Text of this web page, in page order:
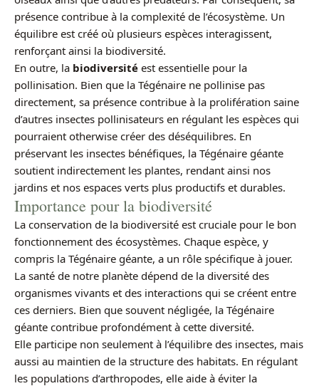
présence contribue à la complexité de l’écosystème. Un
équilibre est créé où plusieurs espèces interagissent,
renforçant ainsi la biodiversité.
En outre, la biodiversité est essentielle pour la
pollinisation. Bien que la Tégénaire ne pollinise pas
directement, sa présence contribue à la prolifération saine
d’autres insectes pollinisateurs en régulant les espèces qui
pourraient otherwise créer des déséquilibres. En
préservant les insectes bénéfiques, la Tégénaire géante
soutient indirectement les plantes, rendant ainsi nos
jardins et nos espaces verts plus productifs et durables.
Importance pour la biodiversité
La conservation de la biodiversité est cruciale pour le bon
fonctionnement des écosystèmes. Chaque espèce, y
compris la Tégénaire géante, a un rôle spécifique à jouer.
La santé de notre planète dépend de la diversité des
organismes vivants et des interactions qui se créent entre
ces derniers. Bien que souvent négligée, la Tégénaire
géante contribue profondément à cette diversité.
Elle participe non seulement à l’équilibre des insectes, mais
aussi au maintien de la structure des habitats. En régulant
les populations d’arthropodes, elle aide à éviter la